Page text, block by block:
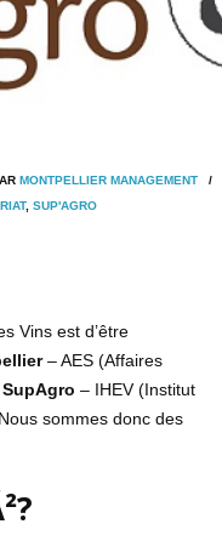
MONTPELLIER MANAGEMENT /
, SUP'AGRO
Vins est d’être
– AES (Affaires
– IHEV (Institut
sommes donc des